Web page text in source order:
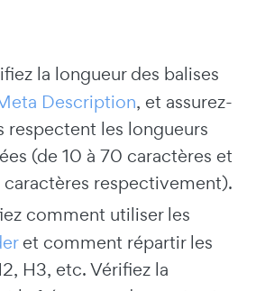
la longueur des balises
Description, et assurez-
respectent les longueurs
(de 10 à 70 caractères et
respectivement).
comment utiliser les
et comment répartir les
H3, etc. Vérifiez la